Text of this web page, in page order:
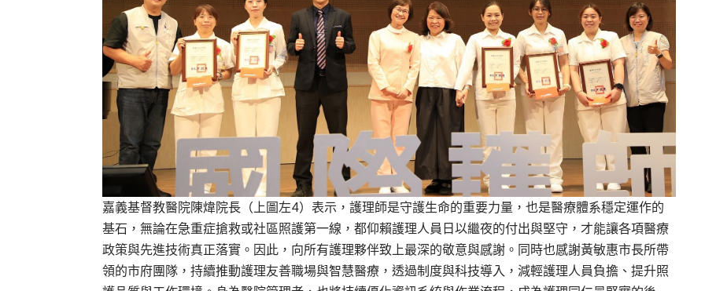
嘉義基督教醫院陳煒院長（上圖左4）表示， 護理師是守護生命的重要力量，也是醫療體系穩定運作的
基石，無論在急重症搶救或社區照護第一線，都仰賴護理人員日以繼夜的付出與堅守，才能讓各項醫療
政策與先進技術真正落實。因此，向所有護理夥伴致上最深的敬意與感謝。 同時也感謝黃敏惠市長所帶
領的市府團隊，持續推動護理友善職場與智慧醫療，透過制度與科技導入，減輕護理人員負擔、提升照